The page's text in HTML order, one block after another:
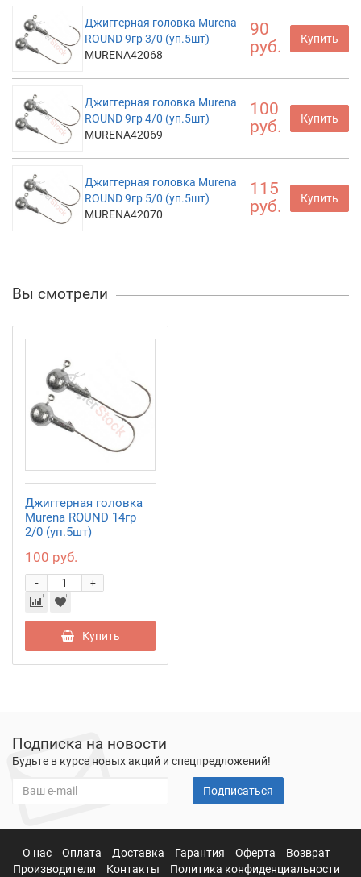
Джиггерная головка Murena
ROUND 9гр 3/0 (уп.5шт)
MURENA42068
90
руб.
Купить
Джиггерная головка Murena
ROUND 9гр 4/0 (уп.5шт)
MURENA42069
100
руб.
Купить
Джиггерная головка Murena
ROUND 9гр 5/0 (уп.5шт)
MURENA42070
115
руб.
Купить
Вы смотрели
Джиггерная головка
Murena ROUND 14гр
2/0 (уп.5шт)
100 руб.
+
-
Купить
Подписка на новости
Будьте в курсе новых акций и спецпредложений!
Подписаться
О нас Оплата Доставка Гарантия Оферта
Возврат
Производители
Контакты Политика конфиденциальности